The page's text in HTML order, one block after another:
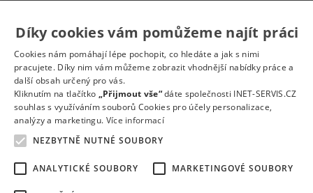
Technika a elektrotechnika
Tvůrčí práce a design
Výroba
Vzdělávání a školství
Zdravotnictví
Zemědělství, lesnictví a vodní hospodářství
Díky cookies vám pomůžeme najít práci
Cookies nám pomáhají lépe pochopit, co hledáte a jak s nimi
pracujete. Díky nim vám můžeme zobrazit vhodnější nabídky práce a
další obsah určený pro vás.
Kliknutím na tlačítko „Přijmout vše“dáte společnosti INET-SERVIS.CZ
souhlas s využíváním souborů Cookies pro účely personalizace,
analýzy a marketingu. Více informací
NEZBYTNĚ NUTNÉ SOUBORY
ANALYTICKÉ SOUBORY MARKETINGOVÉ SOUBORY